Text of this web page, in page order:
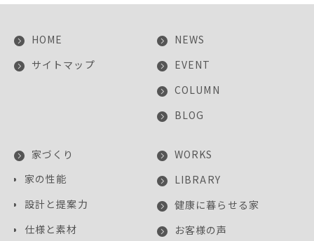
HOME
サイトマップ
NEWS
EVENT
COLUMN
BLOG
家づくり
家の性能
設計と提案力
仕様と素材
WORKS
LIBRARY
健康に暮らせる家
お客様の声